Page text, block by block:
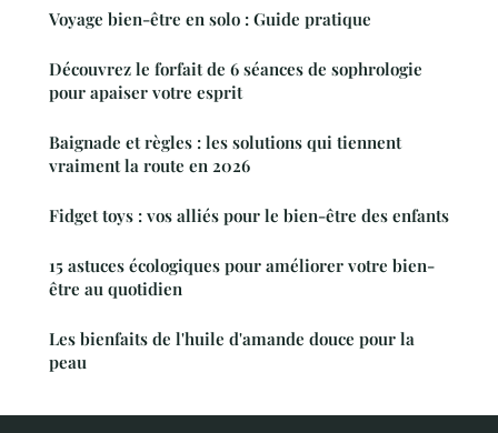
Voyage bien-être en solo : Guide pratique
Découvrez le forfait de 6 séances de sophrologie
pour apaiser votre esprit
Baignade et règles : les solutions qui tiennent
vraiment la route en 2026
Fidget toys : vos alliés pour le bien-être des enfants
15 astuces écologiques pour améliorer votre bien-
être au quotidien
Les bienfaits de l'huile d'amande douce pour la
peau